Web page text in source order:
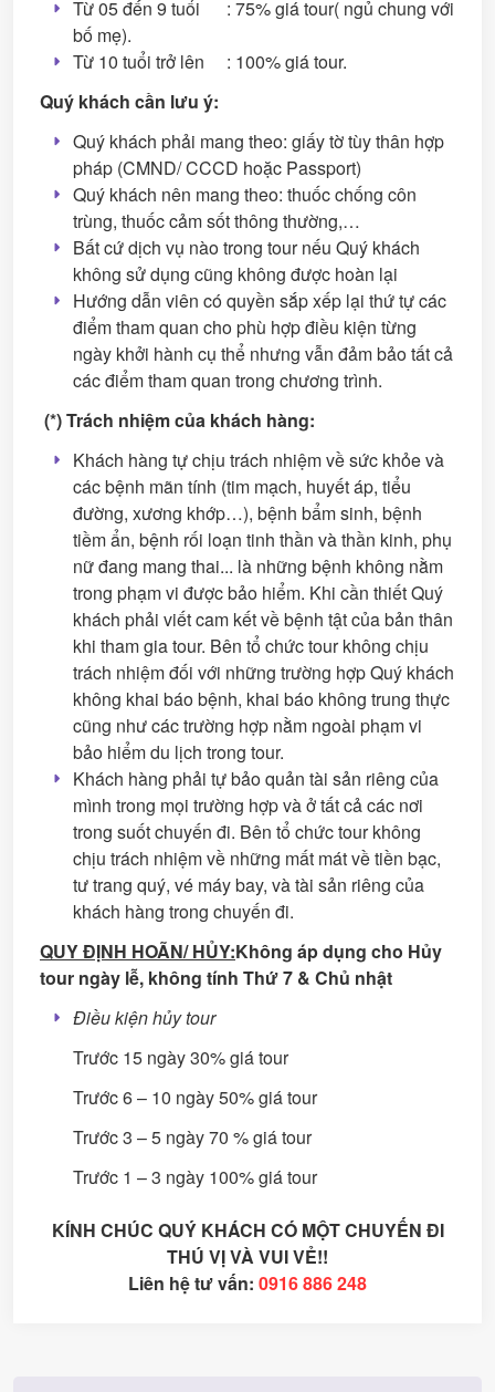
Từ 05 đến 9 tuổi : 75% giá tour( ngủ chung với
bố mẹ).
Từ 10 tuổi trở lên : 100% giá tour.
Quý khách cần lưu ý:
Quý khách phải mang theo: giấy tờ tùy thân hợp
pháp (CMND/ CCCD hoặc Passport)
Quý khách nên mang theo: thuốc chống côn
trùng, thuốc cảm sốt thông thường,…
Bất cứ dịch vụ nào trong tour nếu Quý khách
không sử dụng cũng không được hoàn lại
Hướng dẫn viên có quyền sắp xếp lại thứ tự các
điểm tham quan cho phù hợp điều kiện từng
ngày khởi hành cụ thể nhưng vẫn đảm bảo tất cả
các điểm tham quan trong chương trình.
(*) Trách nhiệm của khách hàng:
Khách hàng tự chịu trách nhiệm về sức khỏe và
các bệnh mãn tính (tim mạch, huyết áp, tiểu
đường, xương khớp…), bệnh bẩm sinh, bệnh
tiềm ẩn, bệnh rối loạn tinh thần và thần kinh, phụ
nữ đang mang thai... là những bệnh không nằm
trong phạm vi được bảo hiểm. Khi cần thiết Quý
khách phải viết cam kết về bệnh tật của bản thân
khi tham gia tour. Bên tổ chức tour không chịu
trách nhiệm đối với những trường hợp Quý khách
không khai báo bệnh, khai báo không trung thực
cũng như các trường hợp nằm ngoài phạm vi
bảo hiểm du lịch trong tour.
Khách hàng phải tự bảo quản tài sản riêng của
mình trong mọi trường hợp và ở tất cả các nơi
trong suốt chuyến đi. Bên tổ chức tour không
chịu trách nhiệm về những mất mát về tiền bạc,
tư trang quý, vé máy bay, và tài sản riêng của
khách hàng trong chuyến đi.
QUY ĐỊNH HOÃN/ HỦY:Không áp dụng cho Hủy
tour ngày lễ, không tính Thứ 7 & Chủ nhật
Điều kiện hủy tour
Trước 15 ngày 30% giá tour
Trước 6 – 10 ngày 50% giá tour
Trước 3 – 5 ngày 70 % giá tour
Trước 1 – 3 ngày 100% giá tour
KÍNH CHÚC QUÝ KHÁCH CÓ MỘT CHUYẾN ĐI
THÚ VỊ VÀ VUI VẺ!!
Liên hệ tư vấn: 0916 886 248